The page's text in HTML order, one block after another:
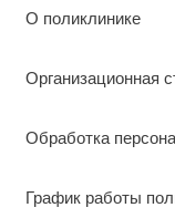
О поликлинике
Организационная
Обработка
График работы